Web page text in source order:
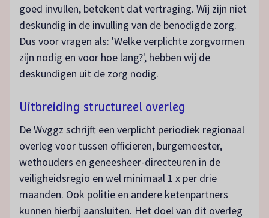
goed invullen, betekent dat vertraging. Wij zijn niet
deskundig in de invulling van de benodigde zorg.
Dus voor vragen als: 'Welke verplichte zorgvormen
zijn nodig en voor hoe lang?', hebben wij de
deskundigen uit de zorg nodig.
Uitbreiding structureel overleg
De Wvggz schrijft een verplicht periodiek regionaal
overleg voor tussen officieren, burgemeester,
wethouders en geneesheer-directeuren in de
veiligheidsregio en wel minimaal 1 x per drie
maanden. Ook politie en andere ketenpartners
kunnen hierbij aansluiten. Het doel van dit overleg